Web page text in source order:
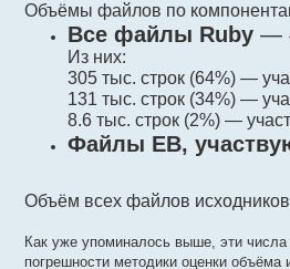
Объёмы файлов по
Все файлы Ruby—
Из них:
305 тыс. строк (64%) —
131 тыс. строк (34%) —
8.6 тыс. строк (2%) —
Файлы EB,
Объём всех файлов
Как уже упоминалось выше, эти
погрешности методики оценки